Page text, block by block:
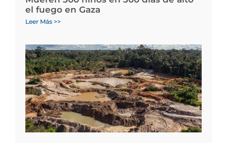
el fuego en Gaza
Leer Más >>